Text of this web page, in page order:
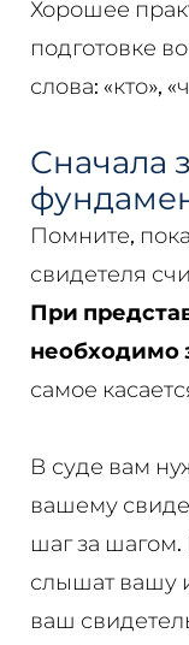
Хорошее
подготовке
слова: «кто»,
Сначала
Помните,
свидетеля
При
необходимо
самое
В суде вам
вашему
шаг за
слышат вашу
ваш